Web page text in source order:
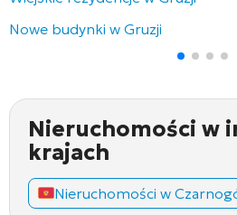
Nowe budynki w Gruzji
Nieruchomości w
krajach
Nieruchomości w